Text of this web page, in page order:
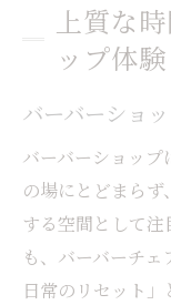
バーバ
バーバーチ
バーバ
バーバ
向上術
清潔感
ント
上質な
ップ体験
バーバーショ
バーバーショッ
の場にとどまら
する空間として
も、バーバーチ
日常のリセット